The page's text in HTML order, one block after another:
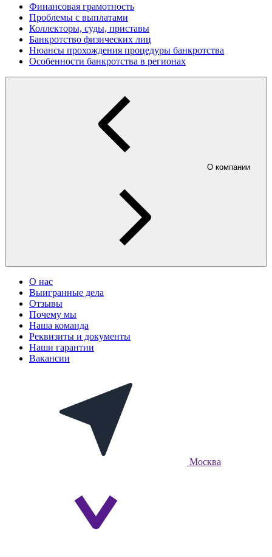
Финансовая грамотность
Проблемы с выплатами
Коллекторы, суды, приставы
Банкротство физических лиц
Нюансы прохождения процедуры банкротства
Особенности банкротства в регионах
О компании
О нас
Выигранные дела
Отзывы
Почему мы
Наша команда
Реквизиты и документы
Наши гарантии
Вакансии
Москва